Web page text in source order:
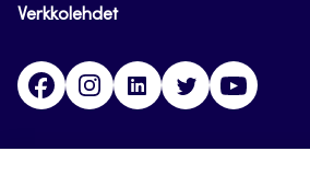
Verkkolehdet
FacebookInstagramLinkedinTwitter